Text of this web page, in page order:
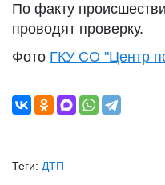
По факту
проводят проверку.
Фото ГКУ СО "Центр
Теги: ДТП